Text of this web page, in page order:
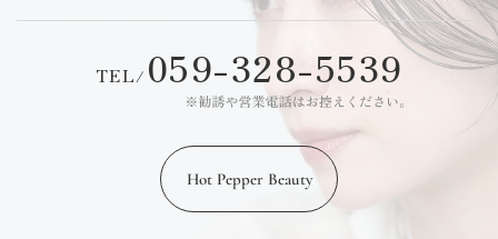
TEL/ 059-328-5539
Hot Pepper Beauty